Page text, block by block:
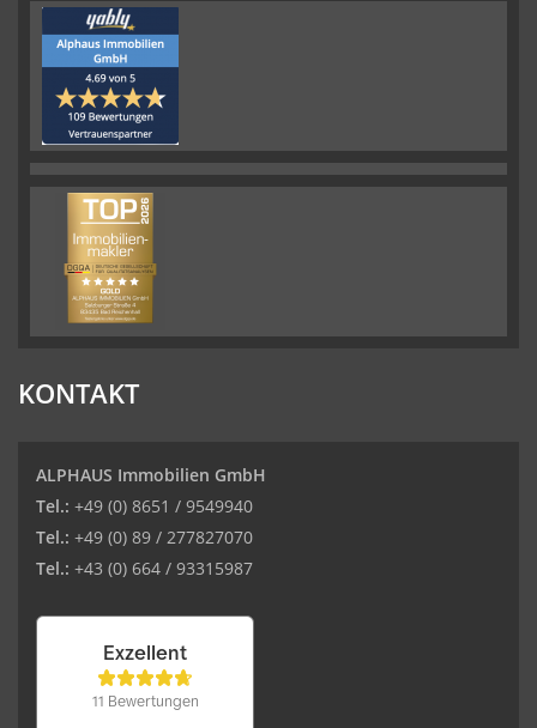
KONTAKT
ALPHAUS Immobilien GmbH
Tel.: +49 (0) 8651 / 9549940
Tel.: +49 (0) 89 / 277827070
Tel.: +43 (0) 664 / 93315987